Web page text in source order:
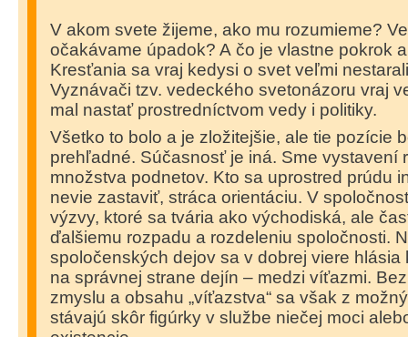
V akom svete žijeme, ako mu rozumieme?
očakávame úpadok? A čo je vlastne pokrok
Kresťania sa vraj kedysi o svet veľmi
Vyznávači tzv. vedeckého svetonázoru vraj
mal nastať prostredníctvom vedy i politiky.
Všetko to bolo a je zložitejšie, ale tie pozície
prehľadné. Súčasnosť je iná. Sme vystavení
množstva podnetov. Kto sa uprostred prúdu
nevie zastaviť, stráca orientáciu. V
výzvy, ktoré sa tvária ako východiská, ale
ďalšiemu rozpadu a rozdeleniu spoločnosti.
spoločenských dejov sa v dobrej viere hlásia
na správnej strane dejín – medzi víťazmi.
zmyslu a obsahu „víťazstva“ sa však z
stávajú skôr figúrky v službe niečej moci